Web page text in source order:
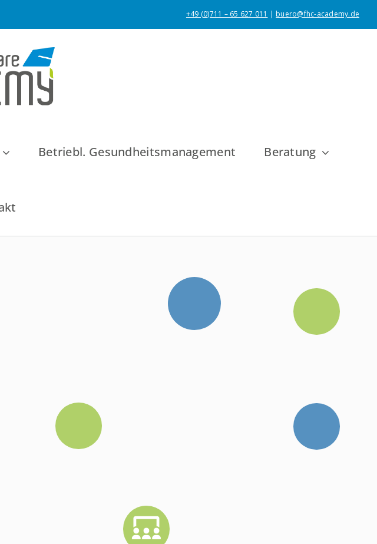
+49 (0)711 – 65 627 011 |buero@fhc-academy.de
Betriebl. Gesundheitsmanagement Beratung